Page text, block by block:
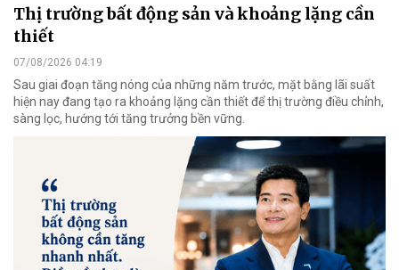
Thị trường bất động sản và khoảng lặng cần
thiết
07/08/2026 04:19
Sau giai đoạn tăng nóng của những năm trước, mặt bằng lãi suất
hiện nay đang tạo ra khoảng lặng cần thiết để thị trường điều chỉnh,
sàng lọc, hướng tới tăng trưởng bền vững.